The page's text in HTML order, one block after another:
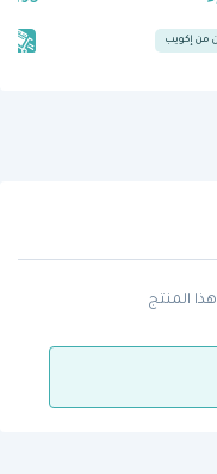
من إكويب
المنتج